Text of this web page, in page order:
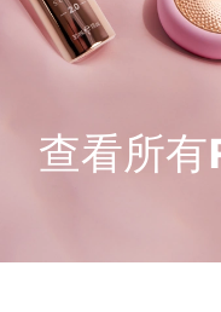
查看所
FAQ™ Pure
English
Polski
简
發貨國家